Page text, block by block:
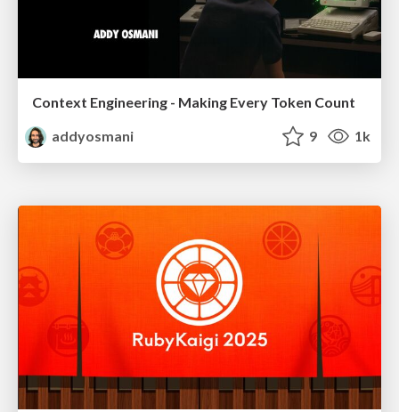
Context Engineering - Making Every Token Count
addyosmani
9 1k